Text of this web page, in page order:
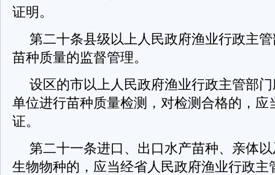
证明。
第二十条县级以上人民政府渔业行政主
苗种质量的监督管理。
设区的市以上人民政府渔业行政主管部
单位进行苗种质量检测，对检测合格的，应
证。
第二十一条进口、出口水产苗种、亲体
生物物种的，应当经省人民政府渔业行政主